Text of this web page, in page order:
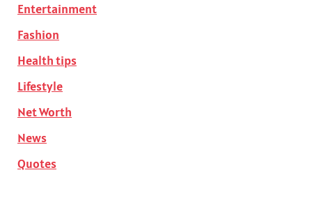
Entertainment
Fashion
Health tips
Lifestyle
Net Worth
News
Quotes